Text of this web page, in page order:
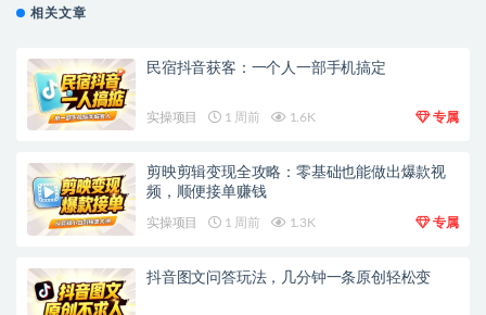
相关文章
民宿抖音获客：一个人一部手机搞定
实操项目 1 周前 1.6K 专属
剪映剪辑变现全攻略：零基础也能做出爆款视
频，顺便接单赚钱
实操项目 1 周前 1.3K 专属
抖音图文问答玩法，几分钟一条原创轻松变